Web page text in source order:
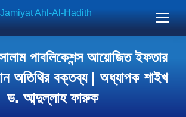
পাবলিকেশন্স আয়োজিত ইফতার
অতিথির বক্তব্য | অধ্যাপক শাইখ
ড. আব্দুল্লাহ ফারুক